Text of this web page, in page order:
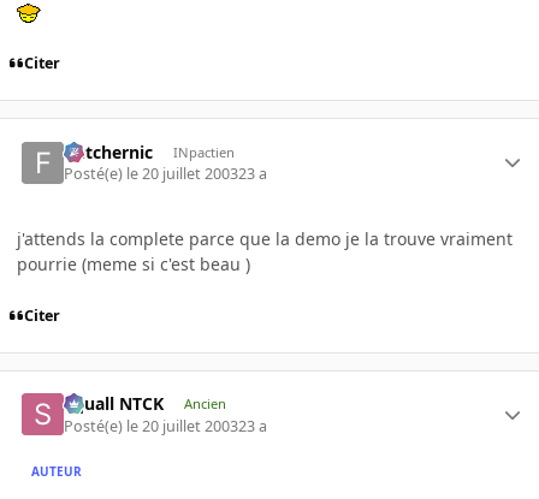
Citer
fletchernic INpactien
Posté(e) le 20 juillet 200323 a
j'attends la complete parce que la demo je la trouve vraiment
pourrie (meme si c'est beau )
Citer
Squall NTCK Ancien
Posté(e) le 20 juillet 200323 a
AUTEUR